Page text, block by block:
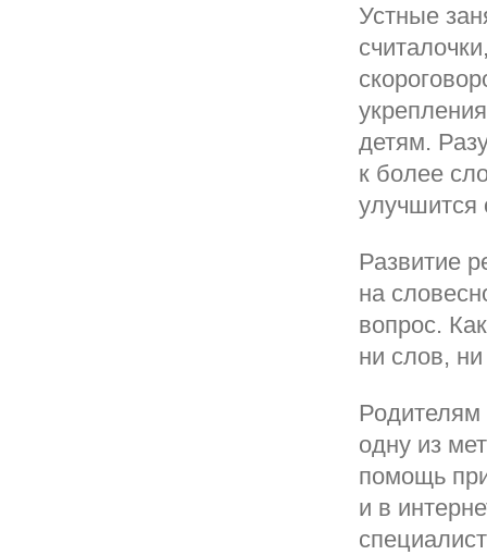
Устные
детям.
к более
улучшится
Развитие
на
вопрос.
ни слов,
Родителям
одну из
помощь
и в